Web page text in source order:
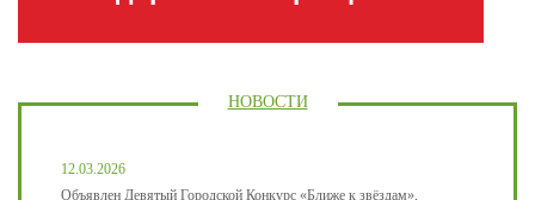
НОВОСТИ
12.03.2026
Объявлен Девятый Городской Конкурс «Ближе к звёздам»,